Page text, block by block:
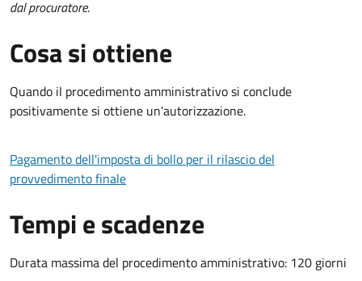
dal procuratore.
Cosa si ottiene
Quando il procedimento amministrativo si conclude
positivamente si ottiene un'autorizzazione.
Pagamento dell'imposta di bollo per il rilascio del
provvedimento finale
Tempi e scadenze
Durata massima del procedimento amministrativo: 120 giorni